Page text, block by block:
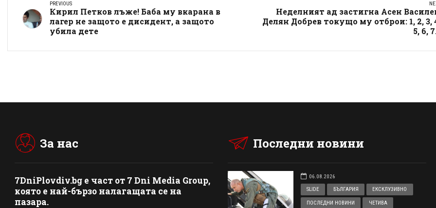
PREVIOUS
Кирил Петков лъже! Баба му вкарана в
лагер не защото е дисидент, а защото
убила дете
Неделният ад застигна Асен
Делян Добрев токущо му отброи: 1, 2, 3,
5, 6,
За нас
7DniPlovdiv.bg e част от 7 Dni Media Group,
която е най-бързо налагащата се на
пазара.
Последни новини
06.08.2026
SLIDE
БЪЛГАРИЯ ЕКСКЛУЗИВНО
ПОСЛЕДНИ НОВИНИ ЧЕТИВА